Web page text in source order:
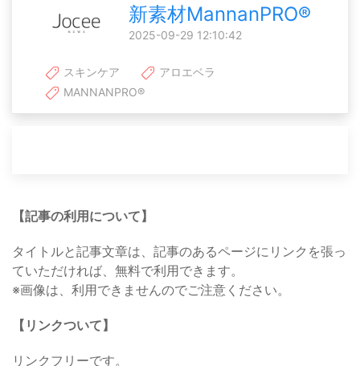
新素材MannanPRO®
2025-09-29 12:10:42
スキンケア
アロエベラ
MANNANPRO®
【記事の利用について】
タイトルと記事文章は、記事のあるページにリンクを張っ
ていただければ、無料で利用できます。
※画像は、利用できませんのでご注意ください。
【リンクついて】
リンクフリーです。